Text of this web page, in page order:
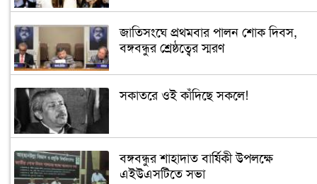
জাতিসংঘে প্রথমবার পালন শোক দিবস,
বঙ্গবন্ধুর শ্রেষ্ঠত্বের স্মরণ
সকাতরে ওই কাঁদিছে সকলে!
বঙ্গবন্ধুর শাহাদাত বার্ষিকী উপলক্ষে
এইউএসটিতে সভা